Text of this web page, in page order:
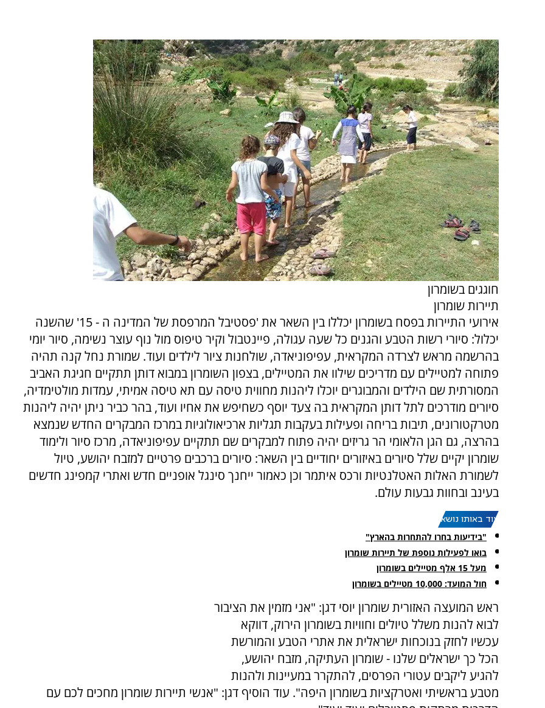
חוגגים בשומרון
תיירות שומרון
אירועי התיירות בפסח בשומרון יכללו בין השאר את 'פסטיבל המרפסת של המדינה ה - 15' שהשנה
יכלול: סיורי רשות הטבע והגנים כל שעה עגולה, פיינטבול וקיר טיפוס מול נוף עוצר נשימה, סיור יומי
בהרשמה מראש לצרדה המקראית, עפיפוניאדה, שולחנות ציור לילדים ועוד. שמורת נחל קנה תהיה
פתוחה למטיילים עם מדריכים שילוו את המטיילים, בצפון השומרון במבוא דותן תתקיים חגיגת האביב
המסורתית שם הילדים והמבוגרים יוכלו ליהנות מחווית טיסה עם תא טיסה אמיתי, עמדות מולטימדיה,
סיורים מודרכים לתל דותן המקראית בה צעד יוסף כשחיפש את אחיו ועוד, בהר כביר ניתן יהיה ליהנות
מטרקטורונים, תיבות בריחה ופעילות בעקבות תגליות ארכיאולוגיות במרכז המבקרים החדש שנמצא
בהרצה, גם הגן הלאומי הר גריזים יהיה פתוח למבקרים שם תתקיים עפיפוניאדה, מרכז סיור ולימוד
שומרון יקיים שלל סיורים באיזורים יחודיים בין השאר: סיורים ברכבים פרטיים למזבח יהושע, טיול
לשמורת האלות האטלנטיות ורכס איתמר וכן כאמור ייחנך סינגל אופניים חדש ואתרי קמפינג חדשים
בעינב ובחוות גבעות עולם.
עוד באותו נושא:
"בידיעות בחרו להתחרות בהארץ"
בואו לפעילות נוספת של תיירות שומרון
מעל 15 אלף מטיילים בשומרון
חול המועד: 10,000 מטיילים בשומרון
ראש המועצה האזורית שומרון יוסי דגן: "אני מזמין את הציבור
לבוא להנות משלל טיולים וחוויות בשומרון הירוק, דווקא
עכשיו לחזק בנוכחות ישראלית את אתרי הטבע והמורשת
הכל כך ישראלים שלנו - שומרון העתיקה, מזבח יהושע,
להגיע ליקבים עטורי הפרסים, להתקרר במעיינות ולהנות
מטבע בראשיתי ואטרקציות בשומרון היפה". עוד הוסיף דגן: "אנשי תיירות שומרון מחכים לכם עם